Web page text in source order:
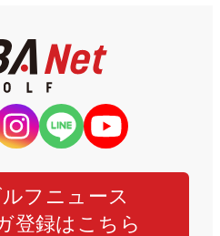
フニュース
登録はこちら